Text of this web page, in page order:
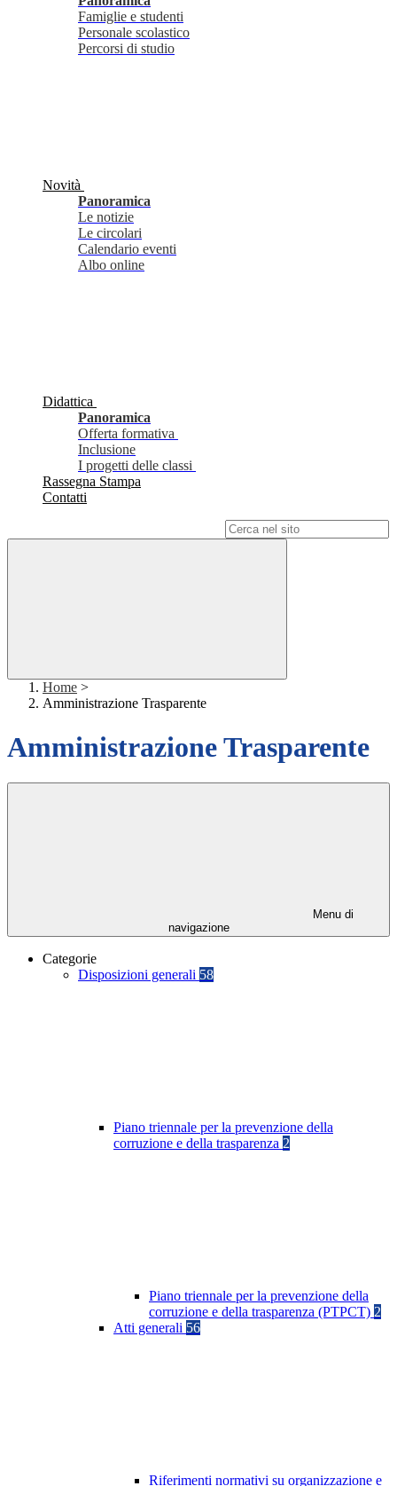
Famiglie e studenti
Personale scolastico
Percorsi di studio
Novità
Panoramica
Le notizie
Le circolari
Calendario eventi
Albo online
Didattica
Panoramica
Offerta formativa
Inclusione
I progetti delle classi
Rassegna Stampa
Contatti
Home >
Amministrazione Trasparente
Amministrazione Trasparente
Menu di
navigazione
Categorie
Disposizioni generali 58
Piano triennale per la prevenzione della
corruzione e della trasparenza 2
Piano triennale per la prevenzione della
corruzione e della trasparenza (PTPCT) 2
Atti generali 56
Riferimenti normativi su organizzazione e